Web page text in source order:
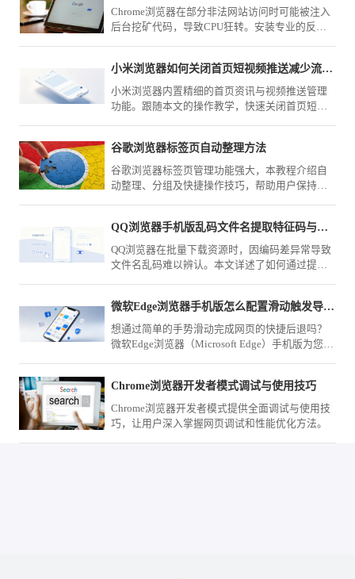
Chrome浏览器在部分非法网站访问时可能被注入
后台挖矿代码，导致CPU狂转。安装专业的反挖
小米浏览器如何关闭首页短视频推送减少流量消耗
小米浏览器内置精细的首页资讯与视频推送管理
功能。跟随本文的操作教学，快速关闭首页短视
谷歌浏览器标签页自动整理方法
谷歌浏览器标签页管理功能强大，本教程介绍自
动整理、分组及快捷操作技巧，帮助用户保持浏
QQ浏览器手机版乱码文件名提取特征码与批量转码技巧
QQ浏览器在批量下载资源时，因编码差异常导致
文件名乱码难以辨认。本文详述了如何通过提取
载文件，告别乱码困扰。
微软Edge浏览器手机版怎么配置滑动触发导航控制
想通过简单的手势滑动完成网页的快捷后退吗？
微软Edge浏览器（Microsoft Edge）手机版为您提
Chrome浏览器开发者模式调试与使用技巧
Chrome浏览器开发者模式提供全面调试与使用技
巧，让用户深入掌握网页调试和性能优化方法。